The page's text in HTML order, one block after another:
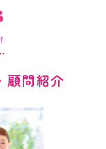
顧問紹介